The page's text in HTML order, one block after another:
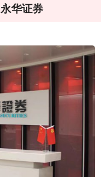
永华证券